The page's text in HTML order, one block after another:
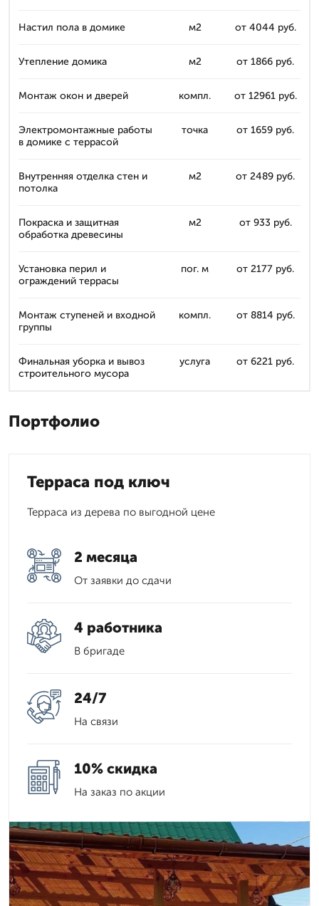
Настил пола в домике м2 от 4044 руб.
Утепление домика м2 от 1866 руб.
Монтаж окон и дверей компл. от 12961 руб.
Электромонтажные работы
в домике с террасой
точка от 1659 руб.
Внутренняя отделка стен и
потолка
м2 от 2489 руб.
Покраска и защитная
обработка древесины
м2 от 933 руб.
Установка перил и
ограждений террасы
пог. м от 2177 руб.
Монтаж ступеней и входной
группы
компл. от 8814 руб.
Финальная уборка и вывоз
строительного мусора
услуга от 6221 руб.
Портфолио
Терраса под ключ
Терраса из дерева по выгодной цене
2 месяца
От заявки до сдачи
4 работника
В бригаде
24/7
На связи
10% скидка
На заказ по акции